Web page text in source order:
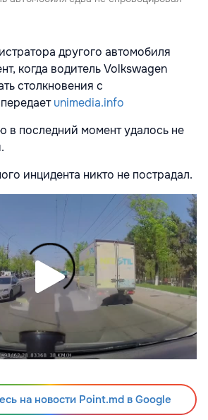
другого автомобиля
когда водитель Volkswagen
столкновения с
unimedia.info
в последний момент удалось не
инцидента никто не пострадал.
на новости Point.md в Google